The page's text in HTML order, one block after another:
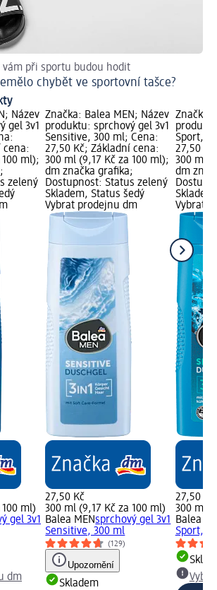
vám při sportu budou hodit
chybět ve sportovní tašce?
Název
gel 3v1
cena:
ml);
zelený
ml)
gel 3v1
dm
Značka: Balea MEN; Název
produktu: sprchový gel 3v1
Sensitive, 300 ml; Cena:
27,50 Kč; Základní cena:
300 ml (9,17 Kč za 100 ml);
dm značka grafika;
Dostupnost: Status zelený
Skladem, Status šedý
Vybrat prodejnu dm
27,50 Kč
300 ml (9,17 Kč za 100 ml)
Balea MENsprchový gel 3v1
Sensitive, 300 ml
(129)
Upozornění
Skladem
Značka:
Sport,
27,50
300 ml
dm
Vybrat
27,50 Kč
300 ml
Balea
Sport,